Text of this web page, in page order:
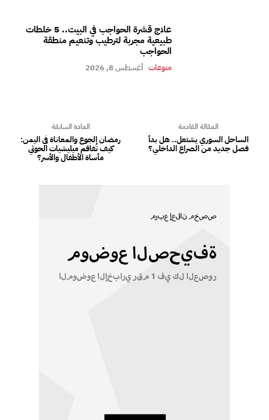
علاج قشرة الحواجب في البيت.. 5 خلطات
طبيعية مجربة لترطيب وتنعيم منطقة
الحواجب
منوعات أغسطس 8, 2026
المادة السابقة
رمضان الجوع والمعاناة في اليمن:
كيف تُفاقم ميليشيات الحوثي
مأساة الأطفال والأسر؟
المقالة القادمة
الساحل السوري يشتعل.. هل بدأ
فصل جديد من الصراع الداخلي؟